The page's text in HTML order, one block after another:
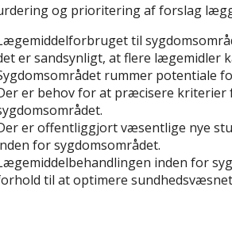
og prioritering af forslag
til
er sandsynligt, at flere lægemidler
rummer potentiale
er behov for at præcisere
er offentliggjort væsentlige nye
for sygdomsområdet.
inden for
til at optimere